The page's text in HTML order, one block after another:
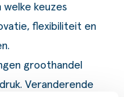
keuzes
flexibiliteit en
groothandel
Veranderende